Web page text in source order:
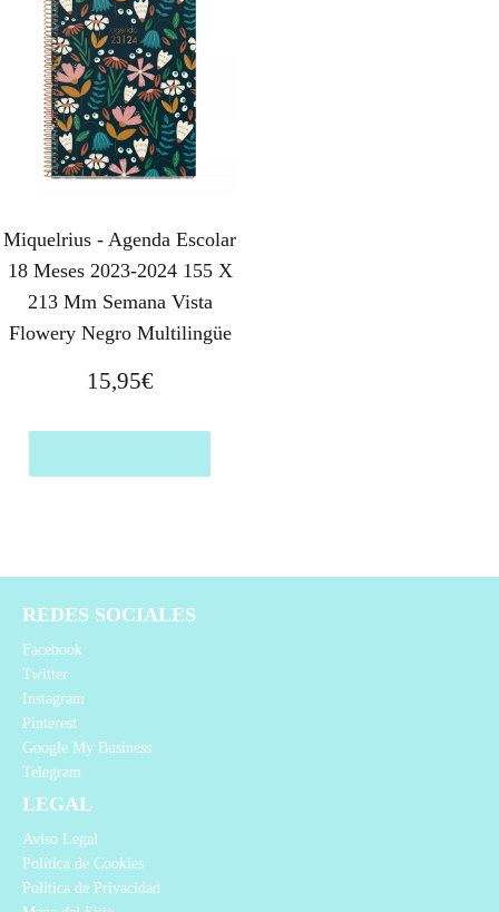
Miquelrius - Agenda Escolar
18 Meses 2023-2024 155 X
213 Mm Semana Vista
Flowery Negro Multilingüe
15,95€
REDES SOCIALES
Facebook
Twitter
Instagram
Pinterest
Google My Business
Telegram
LEGAL
Aviso Legal
Política de Cookies
Política de Privacidad